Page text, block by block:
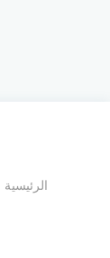
الرئيسية